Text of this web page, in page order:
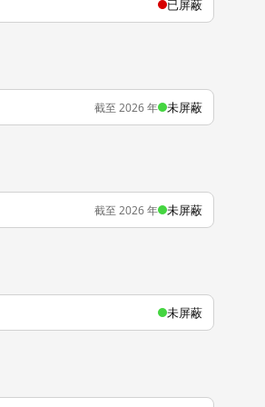
已屏蔽
截至 2026 年 未屏蔽
截至 2026 年 未屏蔽
未屏蔽